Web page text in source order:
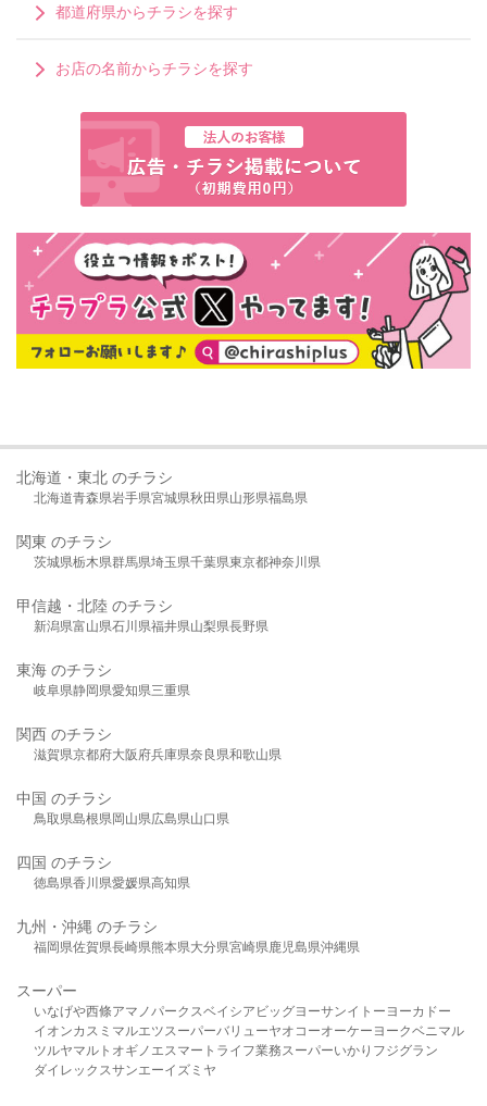
都道府県からチラシを探す
お店の名前からチラシを探す
北海道・東北 のチラシ
北海道青森県岩手県宮城県秋田県山形県福島県
関東 のチラシ
茨城県栃木県群馬県埼玉県千葉県東京都神奈川県
甲信越・北陸 のチラシ
新潟県富山県石川県福井県山梨県長野県
東海 のチラシ
岐阜県静岡県愛知県三重県
関西 のチラシ
滋賀県京都府大阪府兵庫県奈良県和歌山県
中国 のチラシ
鳥取県島根県岡山県広島県山口県
四国 のチラシ
徳島県香川県愛媛県高知県
九州・沖縄 のチラシ
福岡県佐賀県長崎県熊本県大分県宮崎県鹿児島県沖縄県
スーパー
いなげや西條アマノパークスベイシア ビッグヨーサンイトーヨーカドー
イオンカスミ マルエツスーパーバリューヤオコーオーケー ヨークベニマル
ツルヤマルト オギノ エスマート ライフ業務スーパーいかり フジグラン
ダイレックスサンエーイズミヤ